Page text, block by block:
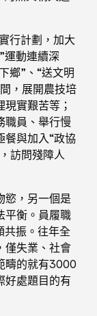
行計劃，加大
運動連續深
鄉”、“送文明
，展開農技培
實艱苦等；
職員、舉行慢
餐與加入“政協
訪問殘障人
慾，另一個是
平衡。員履職
共振。往年全
僅失業、社會
疇的就有3000
好處題目的有